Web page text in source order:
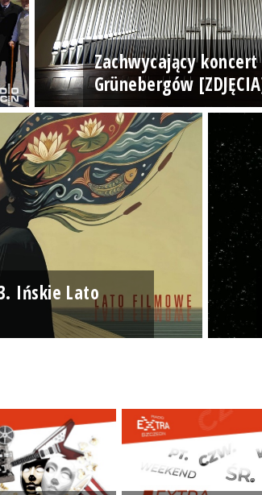
Zachwycający
Grünebergów
Ińskie Lato